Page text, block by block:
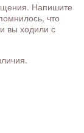
Напишите
что
вы ходили с